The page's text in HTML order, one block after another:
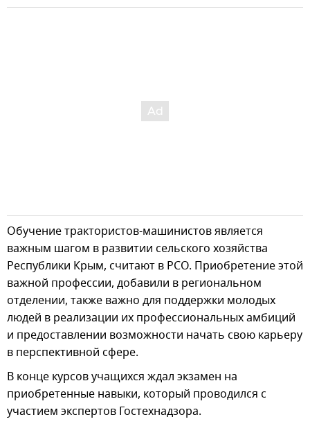
Обучение трактористов-машинистов является
важным шагом в развитии сельского хозяйства
Республики Крым, считают в РСО. Приобретение этой
важной профессии, добавили в региональном
отделении, также важно для поддержки молодых
людей в реализации их профессиональных амбиций
и предоставлении возможности начать свою карьеру
в перспективной сфере.
В конце курсов учащихся ждал экзамен на
приобретенные навыки, который проводился с
участием экспертов Гостехнадзора.